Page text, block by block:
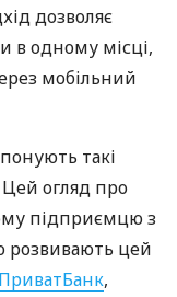
дозволяє
в одному місці,
мобільний
такі
Цей огляд про
підприємцю з
розвивають цей
ПриватБанк,